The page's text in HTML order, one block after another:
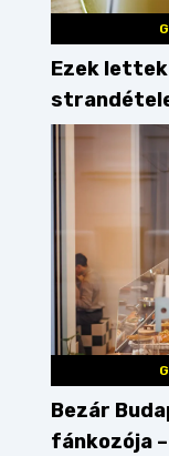
Ezek
Bezár
fánkozója